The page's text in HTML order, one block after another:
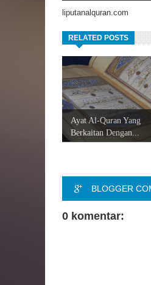
liputanalquran.com
RELATED POSTS
Ayat Al-Quran Yang
Berkaitan Dengan...
BLOGGER
0 komentar: